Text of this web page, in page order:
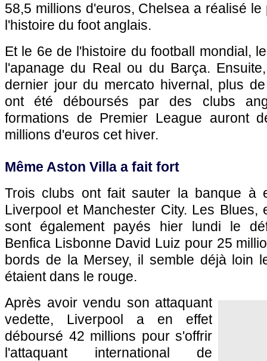
58,5 millions d'euros, Chelsea a réalisé
l'histoire du foot anglais.
Et le 6e de l'histoire du football mondial,
l'apanage du Real ou du Barça.
dernier jour du mercato hivernal, plus
ont été déboursés par des clubs
formations de Premier League auront
millions d'euros cet hiver.
Même Aston Villa a fait fort
Trois clubs ont fait sauter la banque à
Liverpool et Manchester City. Les Blues,
sont également payés hier lundi le
Benfica Lisbonne David Luiz pour 25
bords de la Mersey, il semble déjà loin
étaient dans le rouge.
Après avoir vendu son attaquant
vedette, Liverpool a en effet
déboursé 42 millions pour s'offrir
l'attaquant international de